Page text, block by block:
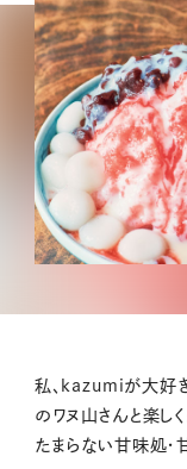
私、kazumiが大好
のワヌ山さんと楽し
たまらない甘味処・